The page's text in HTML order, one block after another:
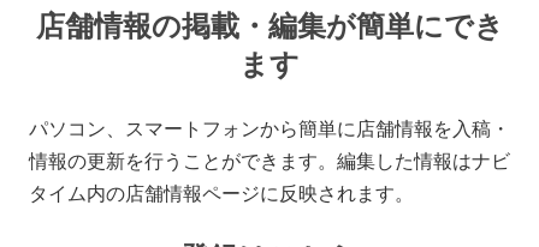
店舗情報の掲載・編集が簡単にでき
ます
パソコン、スマートフォンから簡単に店舗情報を入稿・
情報の更新を行うことができます。編集した情報はナビ
タイム内の店舗情報ページに反映されます。